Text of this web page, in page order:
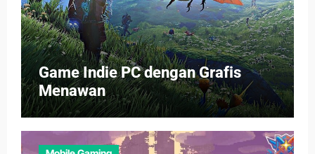
Game Indie PC dengan Grafis
Menawan